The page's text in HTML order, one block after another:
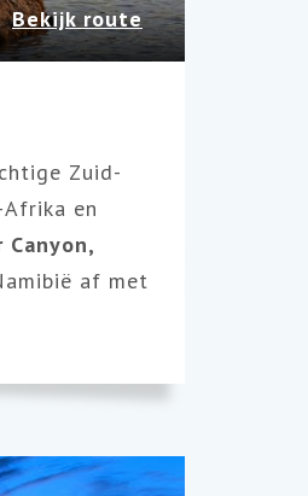
Bekijk route
Zuid-
en
af met